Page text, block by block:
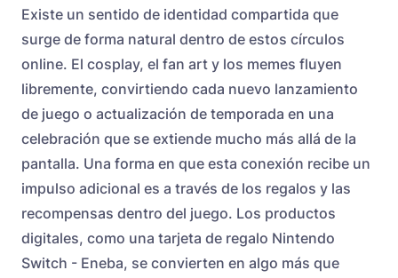
Existe un sentido de identidad compartida que
surge de forma natural dentro de estos círculos
online. El cosplay, el fan art y los memes fluyen
libremente, convirtiendo cada nuevo lanzamiento
de juego o actualización de temporada en una
celebración que se extiende mucho más allá de la
pantalla. Una forma en que esta conexión recibe un
impulso adicional es a través de los regalos y las
recompensas dentro del juego. Los productos
digitales, como una tarjeta de regalo Nintendo
Switch - Eneba, se convierten en algo más que